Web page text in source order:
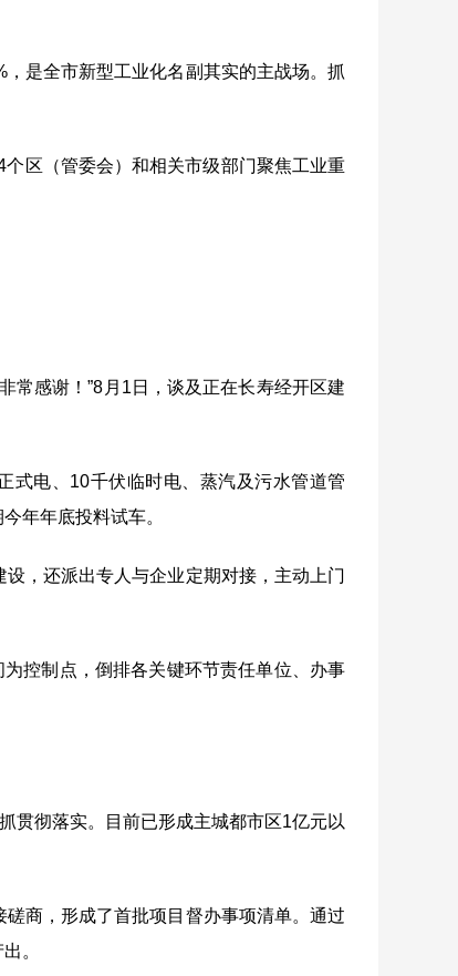
，是全市新型工业化名副其实的主战场。抓
个区（管委会）和相关市级部门聚焦工业重
常感谢！”8 月 1 日，谈及正在长寿经开区建
式电、 10千伏临时电、蒸汽及污水管道管
年年底投料试车。
，还派出专人与企业定期对接，主动上门
为控制点，倒排各关键环节责任单位、办事
贯彻落实。目前已形成主城都市区1亿元以
商，形成了首批项目督办事项清单。通过
。